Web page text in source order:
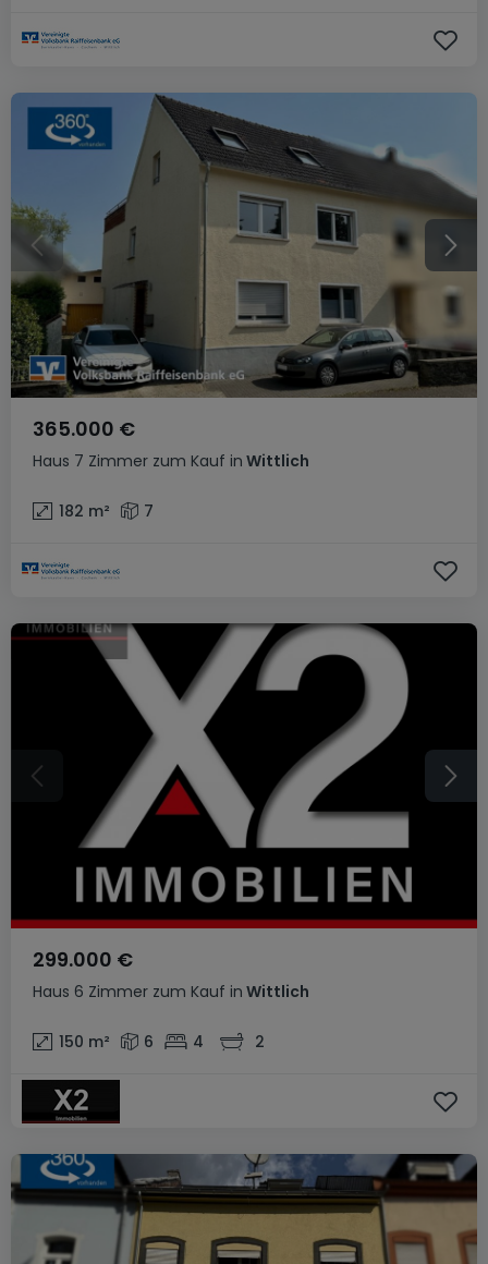
Haus 7 Zimmer zum Kauf in Wittlich
365.000 €
182 m² 7
Haus 6 Zimmer zum Kauf in Wittlich
299.000 €
150 m² 6 4 2